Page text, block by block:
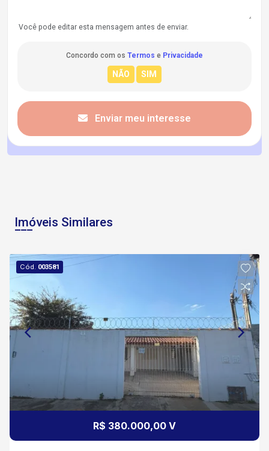
Você pode editar esta mensagem antes de enviar.
Concordo com os Termos e Privacidade
Enviar meu interesse
Imóveis Similares
Cód. 003581
R$ 380.000,00 V